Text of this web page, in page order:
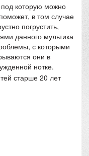
которую можно
в том случае
погрустить,
данного мультика
с которыми
они в
нотке.